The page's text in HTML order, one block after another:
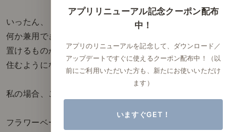
いったん、「今あるもの」から、
何か兼用できるものはないか探すようになったのも、
置けるものが限られるお部屋に
住むようになってからでした。
私の場合、こんな方法を試してみました。
フラワーベースは、ビールグラス。
アプリリニューアル記念クーポン配布
中！
アプリのリニューアルを記念して、ダウンロード／
アップデートですぐに使えるクーポン配布中！（以
前にご利用いただいた方も、新たにお使いいただけ
ます）
いますぐGET！